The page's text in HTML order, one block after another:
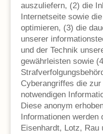
auszuliefern, (2) die
Internetseite sowie
optimieren, (3) die
unserer
und der Technik
gewährleisten sowie
Cyberangriffes die
notwendigen
Diese anonym
Informationen
Eisenhardt, Lotz,